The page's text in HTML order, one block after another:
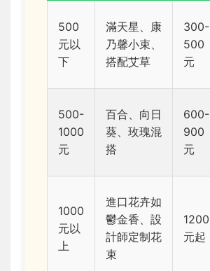
500
元以
下
滿天星、康
乃馨小束、
搭配艾草
300-
500
元
500-
1000
元
百合、向日
葵、玫瑰混
搭
600-
900
元
1000
元以
上
進口花卉如
鬱金香、設
計師定制花
束
1200
元起